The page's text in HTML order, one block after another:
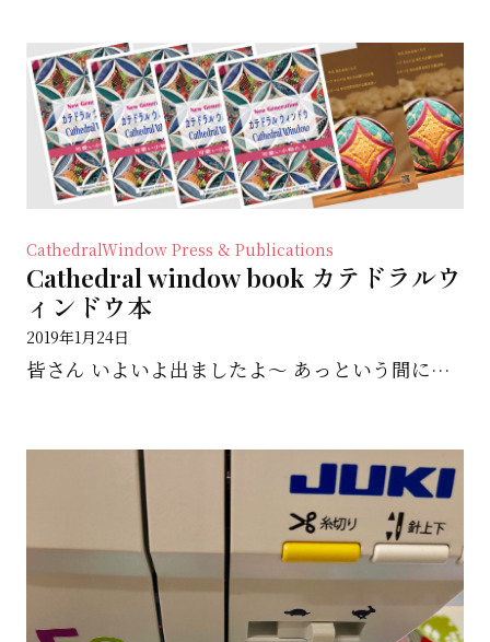
CathedralWindow Press & Publications
Cathedral window book カテドラルウ
ィンドウ本
2019年1月24日
皆さん いよいよ出ましたよ～ あっという間に完成してしまうマジックのようなテクニック！ しかも３種類...